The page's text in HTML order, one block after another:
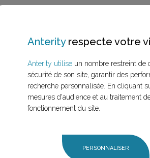
est le nombre de slogans trouvés pour cette
Anterityrespecte votre
Anterity utilise un nombre restreint de
sécurité de son site, garantir des
recherche personnalisée. En cliquant
mesures d'audience et au traitement
fonctionnement du site.
PERSONNALISER